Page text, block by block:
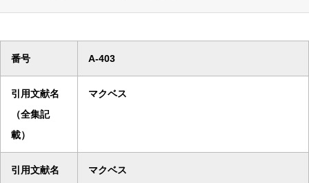
番号 A-403
引用文献名
（全集記
載）
マクベス
引用文献名 マクベス